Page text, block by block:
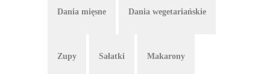
Dania mięsne Dania wegetariańskie
Zupy Sałatki Makarony